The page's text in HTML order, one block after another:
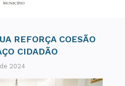
REFORÇA COESÃO
CIDADÃO
2024